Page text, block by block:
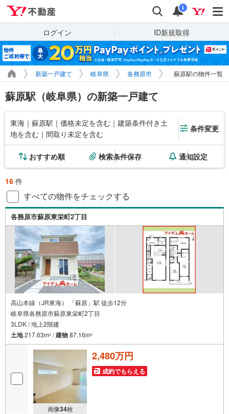
検索 通知
i
ログイン ID新規取得
新築一戸建て 岐阜県 各務原市 蘇原駅の物件一覧
蘇原駅（岐阜県）の新築一戸建て
東海｜蘇原駅｜価格未定を含む｜建築条件付き土
地を含む｜間取り未定を含む
条件変更
おすすめ順 検索条件保存 通知設定
16 件
すべての物件をチェックする
各務原市蘇原東栄町2丁目
高山本線（JR東海） 「蘇原」駅 徒歩12分
岐阜県各務原市蘇原東栄町2丁目
3LDK / 地上2階建
土地217.63m2 /建物87.16m2
画像34枚
2,480万円
成約でもらえる